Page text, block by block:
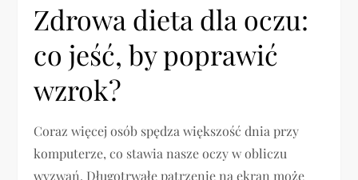
Zdrowa dieta dla oczu:
co jeść, by poprawić
wzrok?
Coraz więcej osób spędza większość dnia przy
komputerze, co stawia nasze oczy w obliczu
wyzwań. Długotrwałe patrzenie na ekran może